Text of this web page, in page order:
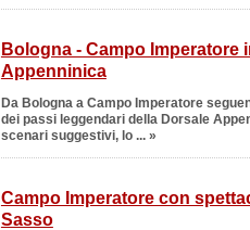
Bologna - Campo Imperatore
Appenninica
Da Bologna a Campo Imperatore
dei passi leggendari della Dorsale
scenari suggestivi, lo ... »
Campo Imperatore con
Sasso